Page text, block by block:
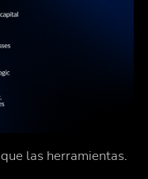
las herramientas.